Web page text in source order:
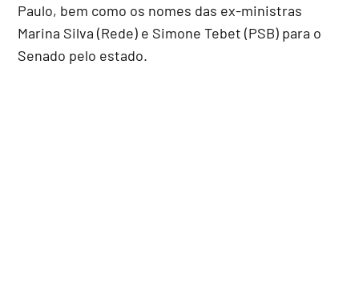
Paulo, bem como os nomes das ex-ministras
Marina Silva (Rede) e Simone Tebet (PSB) para o
Senado pelo estado.